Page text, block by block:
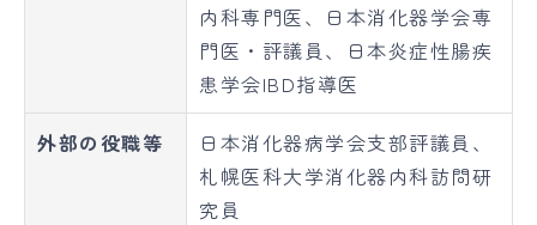
内科専門医、日本消化器学会専
門医・評議員、日本炎症性腸疾
患学会IBD指導医
外部の役職等
日本消化器病学会支部評議員、
札幌医科大学消化器内科訪問研
究員